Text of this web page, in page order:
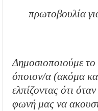
πρωτοβουλία
Δημοσιοποιούμε
όποιον/α (ακόμα
ελπίζοντας ότι
φωνή μας να